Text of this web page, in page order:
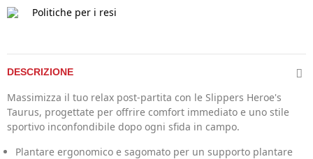
Politiche per i resi
DESCRIZIONE
Massimizza il tuo relax post-partita con le Slippers Heroe's
Taurus, progettate per offrire comfort immediato e uno stile
sportivo inconfondibile dopo ogni sfida in campo.
Plantare ergonomico e sagomato per un supporto plantare